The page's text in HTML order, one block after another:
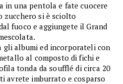
in una pentola e fate cuocere
zucchero si è sciolto
fuoco e aggiungete il Grand
gli albumi ed incorporateli con
al composto di fichi e
tonda da soufflé di circa 20
avrete imburrato e cosparso